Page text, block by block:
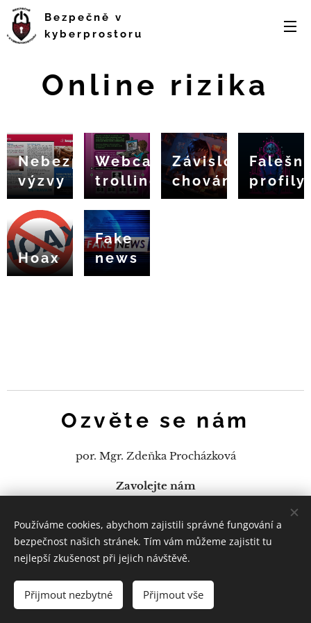
Bezpečně v
kyberprostoru
Online rizika
Nebezpečné
výzvy
Webcam
trolling
Závislostní
chování
profily
Hoax
Fake
news
Ozvěte se nám
por. Mgr. Zdeňka Procházková
Zavolejte nám
E-mail
zdenka.prochazkova@pcr.cz
Cookies
Používáme cookies, abychom zajistili správné fungování a
bezpečnost našich stránek. Tím vám můžeme zajistit tu
nejlepší zkušenost při jejich návštěvě.
Přijmout nezbytné Přijmout vše